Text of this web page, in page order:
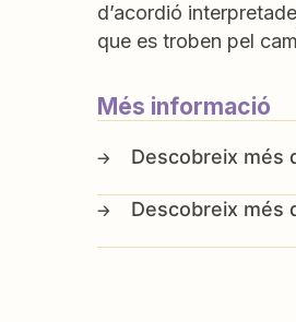
d’acordió
que es troben pel
Més informació